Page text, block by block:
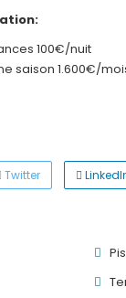
100€/nuit
saison 1.600€/
Twitter